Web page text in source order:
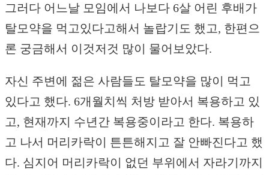
그러다 어느날 모임에서 나보다 6살 어린 후배가
탈모약을 먹고있다고해서 놀랍기도 했고, 한편으
론 궁금해서 이것저것 많이 물어보았다.
자신 주변에 젊은 사람들도 탈모약을 많이 먹고
있다고 했다. 6개월치씩 처방 받아서 복용하고 있
고, 현재까지 수년간 복용중이라고 한다. 복용하
고 나서 머리카락이 튼튼해지고 잘 안빠진다고 했
다. 심지어 머리카락이 없던 부위에서 자라기까지